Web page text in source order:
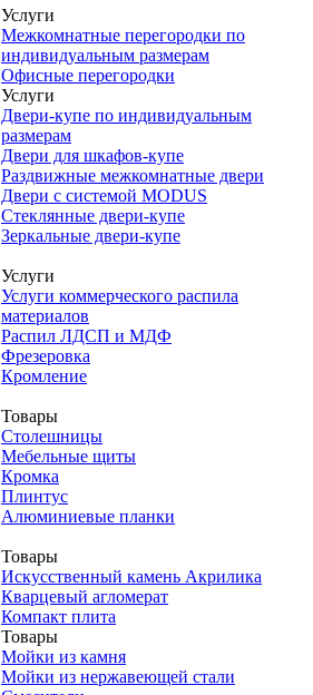
Услуги
Межкомнатные перегородки по
индивидуальным размерам
Офисные перегородки
Услуги
Двери-купе по индивидуальным
размерам
Двери для шкафов-купе
Раздвижные межкомнатные двери
Двери с системой MODUS
Стеклянные двери-купе
Зеркальные двери-купе
Услуги
Услуги коммерческого распила
материалов
Распил ЛДСП и МДФ
Фрезеровка
Кромление
Товары
Столешницы
Мебельные щиты
Кромка
Плинтус
Алюминиевые планки
Товары
Искусственный камень Акрилика
Кварцевый агломерат
Компакт плита
Товары
Мойки из камня
Мойки из нержавеющей стали